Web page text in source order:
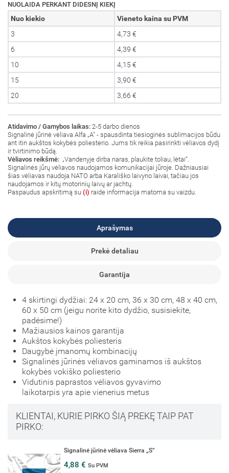
NUOLAIDA PERKANT DIDESNĮ KIEKĮ
Nuo kiekio
Vieneto kaina su PVM
3
4,73 €
6
4,39 €
10
4,15 €
15
3,90 €
20
3,66 €
Atidavimo / Gamybos laikas: 2-5 darbo dienos
Signalinė jūrinė vėliava Alfa „A" - spausdinta tiesioginės sublimacijos būdu
ant itin aukštos kokybės poliesterio. Jums tik reikia pasirinkti vėliavos dydį
ir tvirtinimo būdą.
Vėliavos reikšmė: „Vandenyje dirba naras, plaukite toliau, lėtai“.
Signalinės jūrų vėliavos naudojamos komunikacijai jūroje. Dažniausiai
šias vėliavas naudoja NATO arba Karališko laivyno laivai, tačiau jos
naudojamos ir kitų motorinių laivų ar jachtų.
Paspaudus apskritimą su (i) raide informacija matoma su vaizdu.
Aprašymas
Prekė detaliau
Garantija
4 skirtingi dydžiai: 24 x 20 cm, 36 x 30 cm, 48 x 40 cm,
60 x 50 cm (jeigu norite kito dydžio, susisiekite,
padėsime!)
Mažiausios kainos garantija
Aukštos kokybės poliesteris
Daugybė įmanomų kombinacijų
Signalinės jūrinės vėliavos gaminamos iš aukštos
kokybės vokiško poliesterio
Vidutinis paprastos vėliavos gyvavimo
laikotarpis yra apie vienerius metus
KLIENTAI, KURIE PIRKO ŠIĄ PREKĘ TAIP PAT
PIRKO:
Signalinė jūrinė vėliava Sierra „S“
4,88 € Su PVM